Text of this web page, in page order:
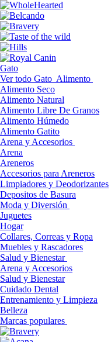
Gato
Ver todo Gato Alimento
Alimento Seco
Alimento Natural
Alimento Libre De Granos
Alimento Húmedo
Alimento Gatito
Arena y Accesorios
Arena
Areneros
Accesorios para Areneros
Limpiadores y Deodorizantes
Depositos de Basura
Moda y Diversión
Juguetes
Hogar
Collares, Correas y Ropa
Muebles y Rascadores
Salud y Bienestar
Arena y Accesorios
Salud y Bienestar
Cuidado Dental
Entrenamiento y Limpieza
Belleza
Marcas populares